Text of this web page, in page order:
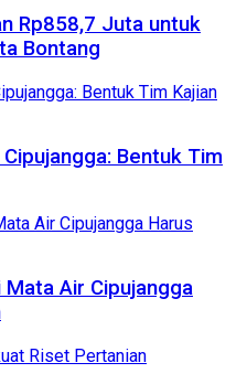
Rp858,7 Juta untuk
Bontang
Bentuk Tim
Air Cipujangga